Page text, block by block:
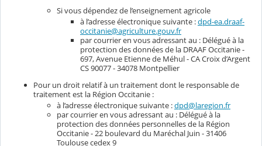
Si vous dépendez de l’enseignement agricole
à l’adresse électronique suivante :dpd-ea.draaf-
occitanie@agriculture.gouv.fr
par courrier en vous adressant au : Délégué à la
protection des données de la DRAAF Occitanie -
697, Avenue Etienne de Méhul - CA Croix d’Argent
CS 90077 - 34078 Montpellier
Pour un droit relatif à un traitement dont le responsable de
traitement est la Région Occitanie :
à l’adresse électronique suivante :dpd@laregion.fr
par courrier en vous adressant au : Délégué à la
protection des données personnelles de la Région
Occitanie - 22 boulevard du Maréchal Juin - 31406
Toulouse cedex 9